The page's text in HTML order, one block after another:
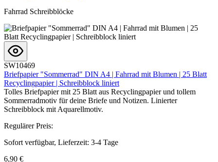
Fahrrad Schreibblöcke
SW10469
Briefpapier "Sommerrad" DIN A4 | Fahrrad mit Blumen | 25 Blatt
Recyclingpapier | Schreibblock liniert
Tolles Briefpapier mit 25 Blatt aus Recyclingpapier und tollem
Sommerradmotiv für deine Briefe und Notizen. Linierter
Schreibblock mit Aquarellmotiv.
Regulärer Preis:
Sofort verfügbar, Lieferzeit: 3-4 Tage
6,90 €